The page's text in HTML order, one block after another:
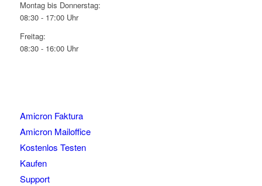
Montag bis Donnerstag:
08:30 - 17:00 Uhr
Freitag:
08:30 - 16:00 Uhr
Amicron Faktura
Amicron Mailoffice
Kostenlos Testen
Kaufen
Support